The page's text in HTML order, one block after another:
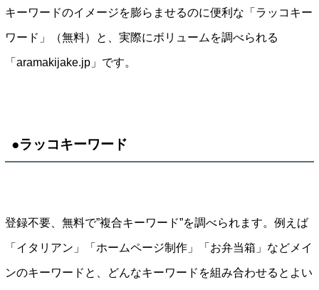
キーワードのイメージを膨らませるのに便利な「ラッコキー
ワード」（無料）と、実際にボリュームを調べられる
「aramakijake.jp」です。
●ラッコキーワード
登録不要、無料で”複合キーワード”を調べられます。例えば
「イタリアン」「ホームページ制作」「お弁当箱」などメイ
ンのキーワードと、どんなキーワードを組み合わせるとよい